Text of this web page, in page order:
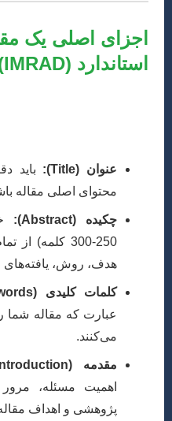
اجزای اصلی یک
استاندارد (IMRAD)
عنوان (Title):
باید
محتوای اصلی مقاله
چکیده (Abstract):
250-300
هدف، روش، یافته‌های
کلمات کلیدی (Keywords):
عبارت که مقاله شما
می‌کنند.
مقدمه (Introduction):
اهمیت مسئله،
پژوهشی و اهداف